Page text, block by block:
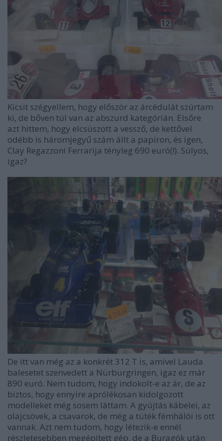
Kicsit szégyellem, hogy először az árcédulát szúrtam
ki, de bőven túl van az abszurd kategórián. Elsőre
azt hittem, hogy elcsúszott a vessző, de kettővel
odébb is háromjegyű szám állt a papíron, és igen,
Clay Regazzoni Ferrarija tényleg 690 euró(!). Súlyos,
igaz?
De itt van még az a konkrét 312 T is, amivel Lauda
balesetet szenvedett a Nürburgringen, igaz ez már
890 euró. Nem tudom, hogy indokolt-e az ár, de az
biztos, hogy ennyire aprólékosan kidolgozott
modelleket még sosem láttam. A gyújtás kábelei, az
olajcsövek, a csavarok, de még a tüték fémhálói is ott
vannak. Azt nem tudom, hogy létezik-e ennél
részletesebben megépített gép, de a Buragók után